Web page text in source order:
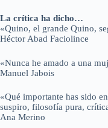
La crítica ha dicho…
«Quino, el grande Quino,
Héctor Abad Faciolince
«Nunca he amado a una
Manuel Jabois
«Qué importante has sido
suspiro, filosofía pura,
Ana Merino